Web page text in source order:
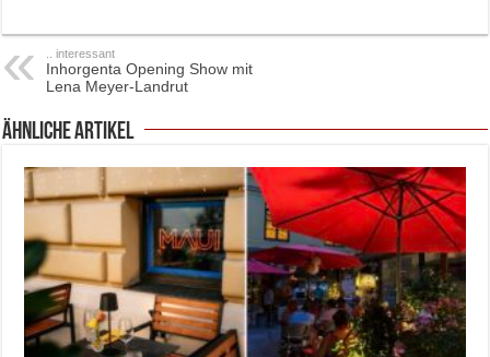
.. interessant
Inhorgenta Opening Show mit
Lena Meyer-Landrut
ähnliche Artikel